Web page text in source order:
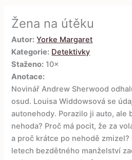
Žena na útěku
Autor: Yorke Margaret
Kategorie: Detektivky
Staženo: 10×
Anotace:
Novinář Andrew Sherwood
osud. Louisa Widdowsová se
autonehody. Porazilo ji auto, ale
nehoda? Proč má pocit, že za
a proč krátce po nehodě zmizel?
letech bezdětného manželství